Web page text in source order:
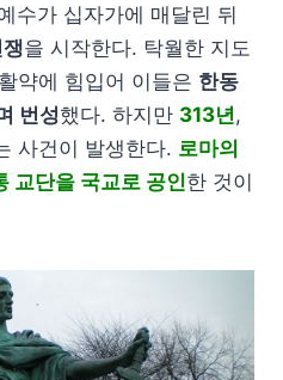
수가 십자가에 매달린 뒤
을 시작한다. 탁월한 지도
약에 힘입어 이들은 한동
번성했다. 하지만 313년 ,
사건이 발생한다. 로마의
교단을 국교로 공인한 것이